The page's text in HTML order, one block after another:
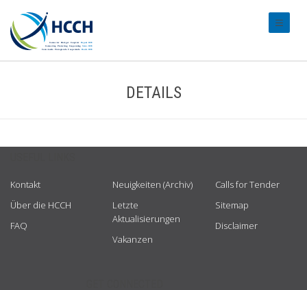
DETAILS
Kontakt
Über die HCCH
FAQ
Neuigkeiten (Archiv)
Letzte
Aktualisierungen
Vakanzen
Calls for Tender
Sitemap
Disclaimer